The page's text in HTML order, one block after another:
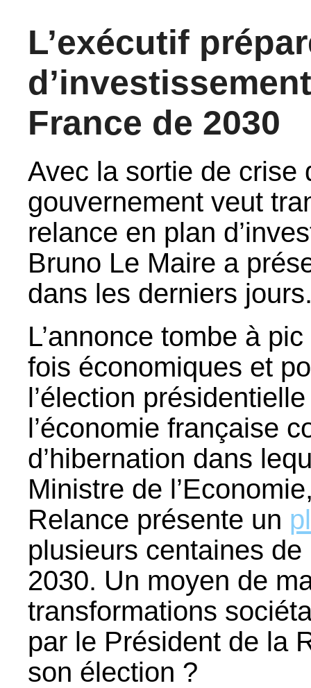
L’exécutif
France de 2030
Avec la sortie de crise
gouvernement veut
relance en plan
Bruno Le Maire a
dans les derniers
L’annonce tombe à
fois économiques et
l’élection
l’économie française
d’hibernation dans
Ministre de
Relance présente un
plusieurs centaines de
2030. Un moyen de
transformations
par le Président de la
son élection ?